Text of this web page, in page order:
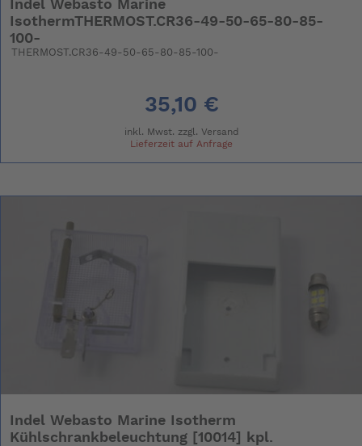
Indel Webasto Marine
IsothermTHERMOST.CR36-49-50-65-80-85-
100-
THERMOST.CR36-49-50-65-80-85-100-
35,10 €
inkl. Mwst. zzgl. Versand
Lieferzeit auf Anfrage
Indel Webasto Marine Isotherm
Kühlschrankbeleuchtung [10014] kpl.